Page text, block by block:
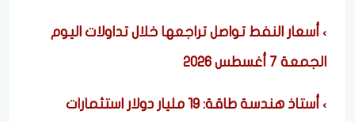
أسعار النفط تواصل تراجعها خلال تداولات اليوم
الجمعة 7 أغسطس 2026
أستاذ هندسة طاقة: 19 مليار دولار استثمارات